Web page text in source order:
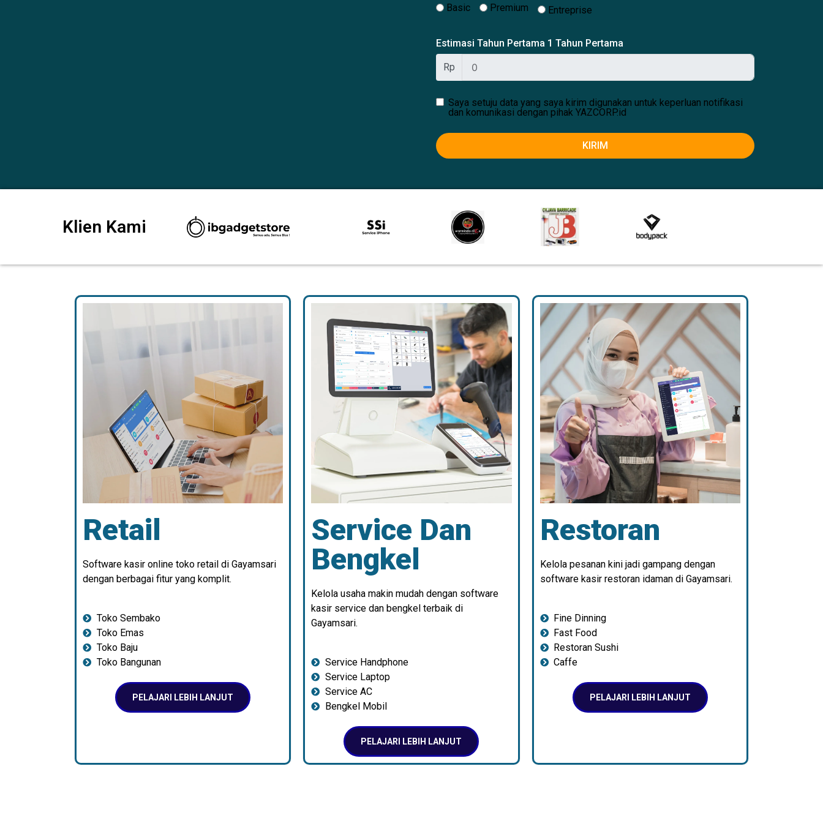
Basic
Premium Entreprise
Estimasi Tahun Pertama 1 Tahun Pertama
Rp
Saya setuju data yang saya kirim digunakan untuk keperluan notifikasi
dan komunikasi dengan pihak YAZCORP.id
KIRIM
Klien Kami
Retail
Software kasir online toko retail di Gayamsari
dengan berbagai fitur yang komplit.
Toko Sembako
Toko Emas
Toko Baju
Toko Bangunan
PELAJARI LEBIH LANJUT
Service Dan
Bengkel
Kelola usaha makin mudah dengan software
kasir service dan bengkel terbaik di
Gayamsari.
Service Handphone
Service Laptop
Service AC
Bengkel Mobil
PELAJARI LEBIH LANJUT
Restoran
Kelola pesanan kini jadi gampang dengan
software kasir restoran idaman di Gayamsari.
Fine Dinning
Fast Food
Restoran Sushi
Caffe
PELAJARI LEBIH LANJUT